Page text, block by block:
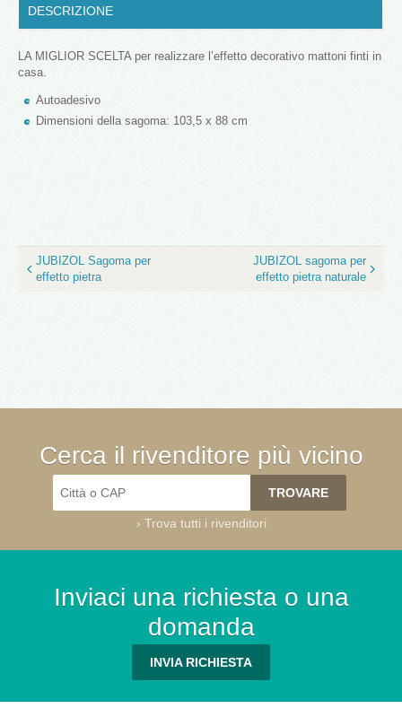
DESCRIZIONE
LA MIGLIOR SCELTA per realizzare l’effetto decorativo mattoni finti in
casa.
Autoadesivo
Dimensioni della sagoma: 103,5 x 88 cm
JUBIZOL Sagoma per
effetto pietra
JUBIZOL sagoma per
effetto pietra naturale
Cerca il rivenditore più vicino
› Trova tutti i rivenditori
Inviaci una richiesta o una
domanda
INVIA RICHIESTA